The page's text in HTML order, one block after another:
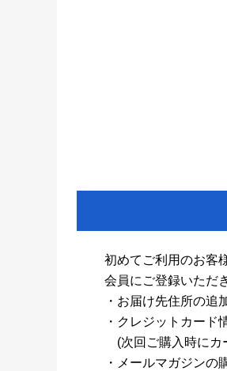
初めてご利用のお客
会員にご登録いただ
・お届け先住所の追
・クレジットカード
(次回ご購入時にカ
・メールマガジンの